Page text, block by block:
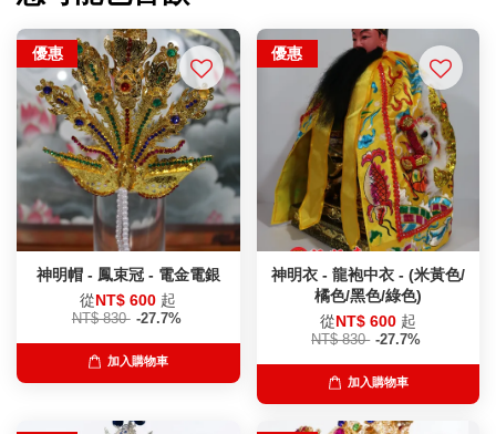
優惠
神明帽 - 鳳束冠 - 電金電銀
從NT$ 600 起
NT$ 830 -27.7%
加入購物車
優惠
神明衣 - 龍袍中衣 - (米黃色/
橘色/黑色/綠色)
從NT$ 600 起
NT$ 830 -27.7%
加入購物車